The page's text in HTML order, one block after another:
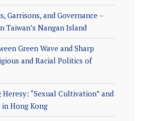
Garrisons, and Governance –
Taiwan’s Nangan Island
Green Wave and Sharp
and Racial Politics of
“Sexual Cultivation” and
Hong Kong